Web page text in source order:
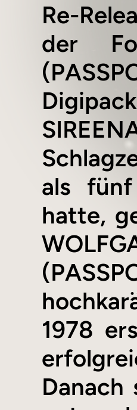
Re-
der
als fünf
hatte,
1978
Danach